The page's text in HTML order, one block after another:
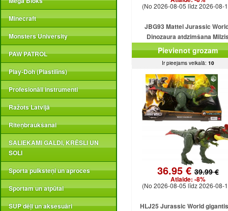
Minecraft
Monsters University
PAW PATROL
Play-Doh (Plastilīns)
Profesionāli instrumenti
Ražots Latvijā
Riteņbraukšanai
SALIEKAMI GALDI, KRĒSLI UN
SOLI
Sporta pulksteņi un aproces
Sportam un atpūtai
SUP dēļi un aksesuāri
(No 2026-08-05 līdz 2026-08-
JBG93 Mattel Jurassic
Dinozaura atdzimšana
Eotriceratops uzbrūk
astes
Pievienot grozam
Ir pieejams veikalā: 10
36.95 €39.99 €
Atlaide: -8%
(No 2026-08-05 līdz 2026-08-
HLJ25 Jurassic World